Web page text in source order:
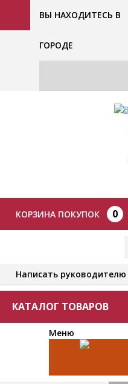
ВЫ НАХОДИТЕСЬ В
ГОРОДЕ
КОРЗИНА ПОКУПОК 0
Написать руководителю
КАТАЛОГ ТОВАРОВ
Меню